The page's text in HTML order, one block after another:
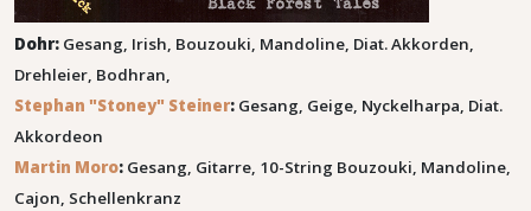
Dohr: Gesang, Irish, Bouzouki, Mandoline, Diat. Akkorden,
Drehleier, Bodhran,
Stephan "Stoney" Steiner: Gesang, Geige, Nyckelharpa, Diat.
Akkordeon
Martin Moro: Gesang, Gitarre, 10-String Bouzouki, Mandoline,
Cajon, Schellenkranz